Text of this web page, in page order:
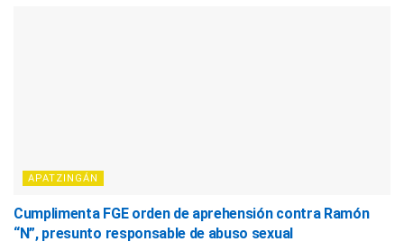
APATZINGÁN
Cumplimenta FGE orden de aprehensión contra Ramón
“N”, presunto responsable de abuso sexual